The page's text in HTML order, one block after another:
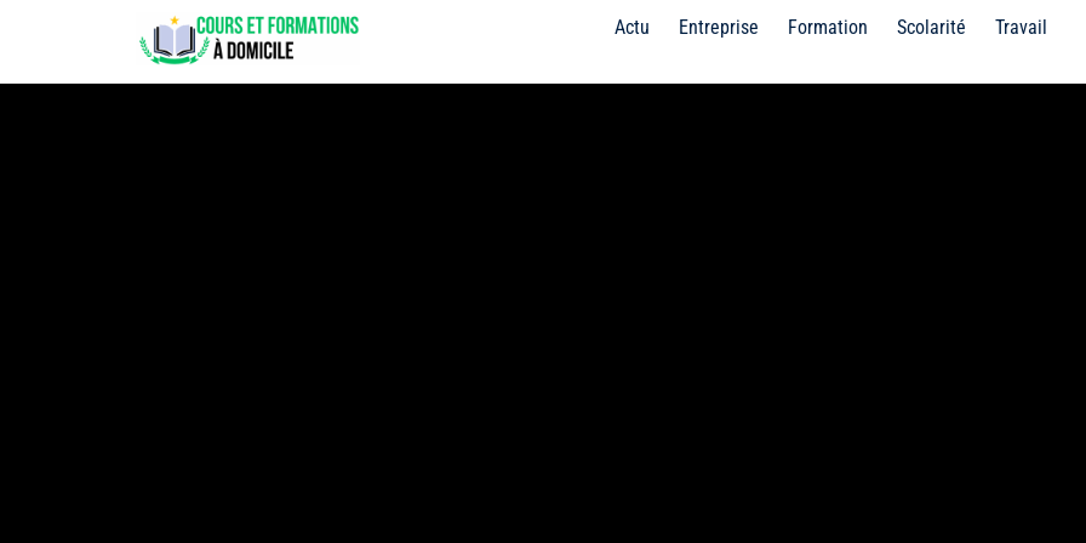
Actu Entreprise Formation Scolarité Travail